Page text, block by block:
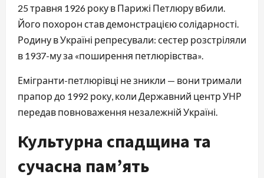
25 травня 1926 року в Парижі Петлюру вбили.
Його похорон став демонстрацією солідарності.
Родину в Україні репресували: сестер розстріляли
в 1937-му за «поширення петлюрівства».
Емігранти-петлюрівці не зникли — вони тримали
прапор до 1992 року, коли Державний центр УНР
передав повноваження незалежній Україні.
Культурна спадщина та
сучасна пам’ять